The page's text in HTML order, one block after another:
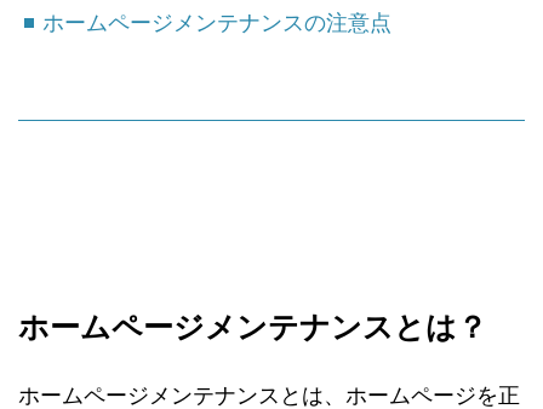
ホームページメンテナンスの注意点
ホームページメンテナンスとは？
ホームページメンテナンスとは、ホームページを正